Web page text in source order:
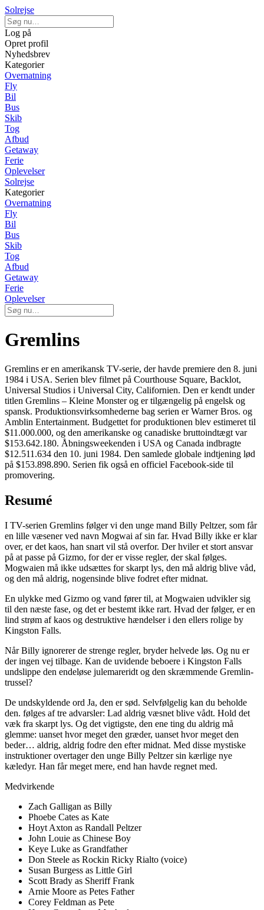
Solrejse
Log på
Opret profil
Nyhedsbrev
Kategorier
Overnatning
Fly
Bil
Bus
Skib
Tog
Afbud
Getaway
Ferie
Oplevelser
Solrejse
Kategorier
Overnatning
Fly
Bil
Bus
Skib
Tog
Afbud
Getaway
Ferie
Oplevelser
Gremlins
Gremlins er en amerikansk TV-serie, der havde premiere den 8. juni
1984 i USA. Serien blev filmet på Courthouse Square, Backlot,
Universal Studios i Universal City, Californien. Den er kendt under
titlen Gremlins – Kleine Monster og er tilgængelig på engelsk og
spansk. Produktionsvirksomhederne bag serien er Warner Bros. og
Amblin Entertainment. Budgettet for produktionen blev estimeret til
$11.000.000, og den amerikanske og canadiske bruttoindtægt var
$153.642.180. Åbningsweekenden i USA og Canada indbragte
$12.511.634 den 10. juni 1984. Den samlede globale indtjening lød
på $153.898.890. Serien fik også en officiel Facebook-side til
promovering.
Resumé
I TV-serien Gremlins følger vi den unge mand Billy Peltzer, som får
en lille væsener ved navn Mogwai af sin far. Hvad Billy ikke er klar
over, er det kaos, han snart vil stå overfor. Der hviler et stort ansvar
på at passe på Gizmo, for der er visse regler, der skal følges.
Mogwaien må ikke udsættes for skarpt lys, den må aldrig blive våd,
og den må aldrig, nogensinde blive fodret efter midnat.
En ulykke med Gizmo og vand fører til, at Mogwaien udvikler sig
til den næste fase, og det er bestemt ikke rart. Hvad der følger, er en
lind strøm af kaos og destruktive hændelser i den ellers rolige by
Kingston Falls.
Når Billy ignorerer de strenge regler, bryder helvede løs. Og nu er
der ingen vej tilbage. Kan de uvidende beboere i Kingston Falls
undslippe den endeløse julemareridt og den skræmmende Gremlin-
trussel?
De undskyldende ord Ja, den er sød. Selvfølgelig kan du beholde
den. følges af tre advarsler: Lad aldrig væsnet blive vådt. Hold det
væk fra skarpt lys. Og det vigtigste, den ene ting du aldrig må
glemme: uanset hvor meget den græder, uanset hvor meget den
beder… aldrig, aldrig fodre den efter midnat. Med disse mystiske
instruktioner overtager den unge Billy Peltzer sin kærlige nye
kæledyr. Han får meget mere, end han havde regnet med.
Medvirkende
Zach Galligan as Billy
Phoebe Cates as Kate
Hoyt Axton as Randall Peltzer
John Louie as Chinese Boy
Keye Luke as Grandfather
Don Steele as Rockin Ricky Rialto (voice)
Susan Burgess as Little Girl
Scott Brady as Sheriff Frank
Arnie Moore as Petes Father
Corey Feldman as Pete